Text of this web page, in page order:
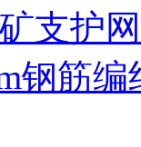
支护
钢筋